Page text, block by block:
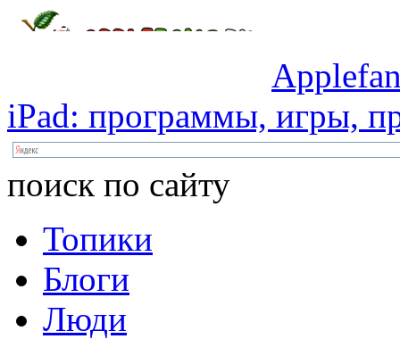
iPad: программы, игры,
поиск по сайту
Топики
Блоги
Люди